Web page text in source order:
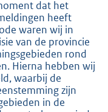
dat het
heeft
waren wij in
van de provincie
rond
Hierna hebben wij
waarbij de
zijn
in de